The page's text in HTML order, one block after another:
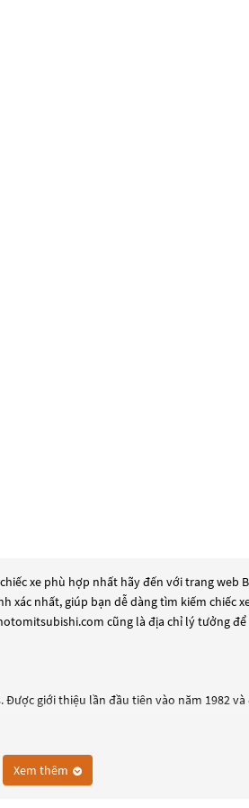
xe phù hợp nhất hãy đến với trang
xác nhất, giúp bạn dễ dàng tìm kiếm
cũng là địa chỉ lý tưởng
giới thiệu lần đầu tiên vào năm 1982
Xem thêm